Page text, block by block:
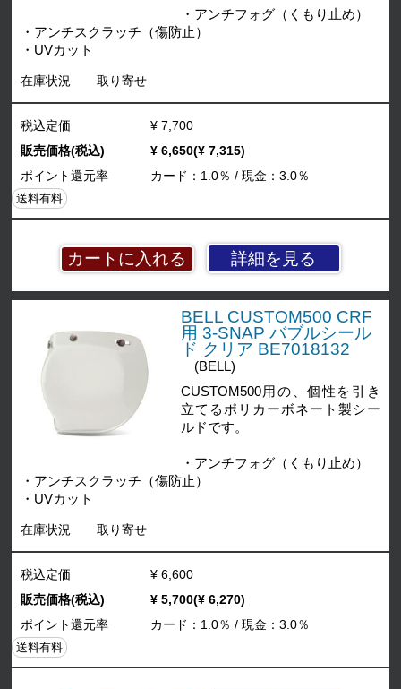
・アンチフォグ（くもり止め）
・アンチスクラッチ（傷防止）
・UVカット
在庫状況 取り寄せ
詳細を見る
税込定価
¥ 7,700
販売価格(税込)
¥ 6,650(¥ 7,315)
ポイント還元率
カード：1.0％ / 現金：3.0％
送料有料
BELL CUSTOM500 CRF
用 3-SNAP バブルシール
ド クリア BE7018132
(BELL)
CUSTOM500用の、個性を引き
立てるポリカーボネート製シー
ルドです。
・アンチフォグ（くもり止め）
・アンチスクラッチ（傷防止）
・UVカット
在庫状況 取り寄せ
税込定価
¥ 6,600
販売価格(税込)
¥ 5,700(¥ 6,270)
ポイント還元率
カード：1.0％ / 現金：3.0％
送料有料